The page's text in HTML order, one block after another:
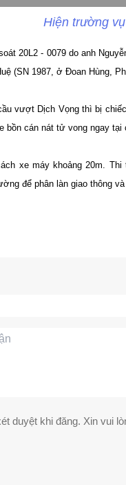
Hiện trường
20L2 - 0079 do anh
(SN 1987, ở Đoan Hùng,
vượt Dịch Vọng thì bị
bồn cán nát tử vong ngay tại
xe máy khoảng 20m.
để phân làn giao thông
duyệt khi đăng. Xin vui